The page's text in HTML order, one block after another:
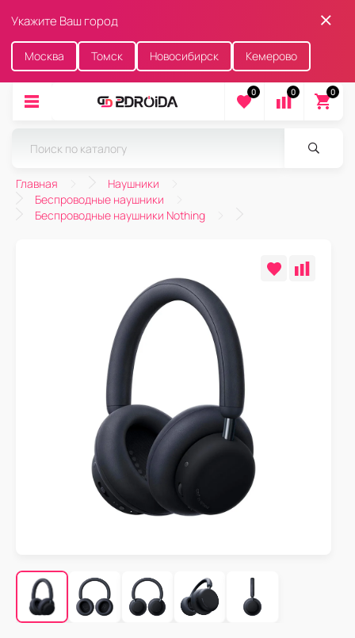
Укажите Ваш город
Москва Томск Новосибирск Кемерово
0 0 0
Главная
Наушники
Беспроводные наушники
Беспроводные наушники Nothing